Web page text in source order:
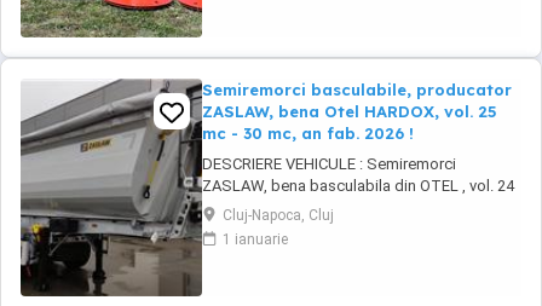
Semiremorci basculabile, producator
ZASLAW, bena Otel HARDOX, vol. 25
mc - 30 mc, an fab. 2026 !
DESCRIERE VEHICULE : Semiremorci
ZASLAW, bena basculabila din OTEL , vol. 24
mc - 30 mc, (stoc nou 2026 sau in fabricatie
ZASLAW) . DETALII: - Semiremorci
basculabile pe 3 axe, bena constructie din
Cluj-Napoca, Cluj
1 ianuarie